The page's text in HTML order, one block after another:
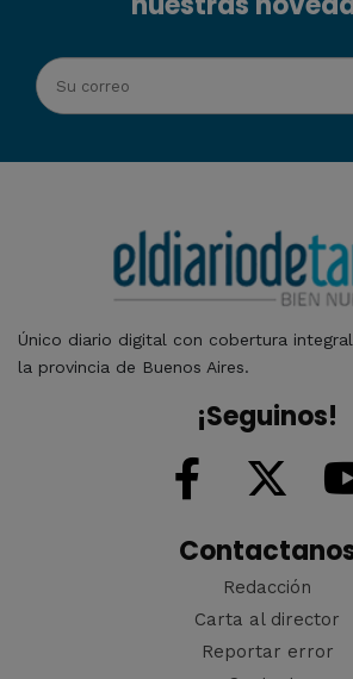
Único diario digital con cobertura
la provincia de Buenos Aires.
¡Seguinos!
Redacción
Carta al director
Reportar error